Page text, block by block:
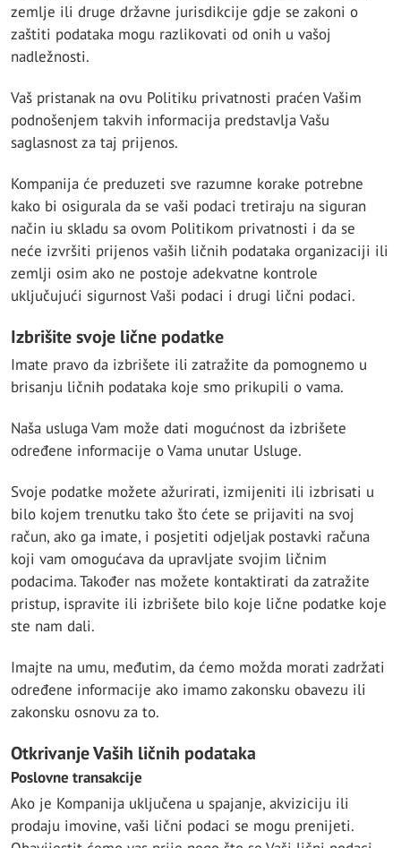
zemlje ili druge državne jurisdikcije gdje se zakoni o
zaštiti podataka mogu razlikovati od onih u vašoj
nadležnosti.
Vaš pristanak na ovu Politiku privatnosti praćen Vašim
podnošenjem takvih informacija predstavlja Vašu
saglasnost za taj prijenos.
Kompanija će preduzeti sve razumne korake potrebne
kako bi osigurala da se vaši podaci tretiraju na siguran
način iu skladu sa ovom Politikom privatnosti i da se
neće izvršiti prijenos vaših ličnih podataka organizaciji ili
zemlji osim ako ne postoje adekvatne kontrole
uključujući sigurnost Vaši podaci i drugi lični podaci.
Izbrišite svoje lične podatke
Imate pravo da izbrišete ili zatražite da pomognemo u
brisanju ličnih podataka koje smo prikupili o vama.
Naša usluga Vam može dati mogućnost da izbrišete
određene informacije o Vama unutar Usluge.
Svoje podatke možete ažurirati, izmijeniti ili izbrisati u
bilo kojem trenutku tako što ćete se prijaviti na svoj
račun, ako ga imate, i posjetiti odjeljak postavki računa
koji vam omogućava da upravljate svojim ličnim
podacima. Također nas možete kontaktirati da zatražite
pristup, ispravite ili izbrišete bilo koje lične podatke koje
ste nam dali.
Imajte na umu, međutim, da ćemo možda morati zadržati
određene informacije ako imamo zakonsku obavezu ili
zakonsku osnovu za to.
Otkrivanje Vaših ličnih podataka
Poslovne transakcije
Ako je Kompanija uključena u spajanje, akviziciju ili
prodaju imovine, vaši lični podaci se mogu prenijeti.